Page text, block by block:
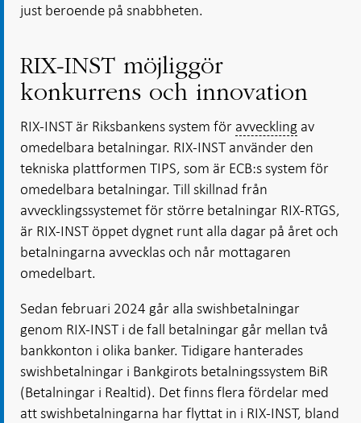
just beroende på snabbheten.
RIX-INST möjliggör
konkurrens och innovation
RIX-INST är Riksbankens system för avveckling av
omedelbara betalningar. RIX-INST använder den
tekniska plattformen TIPS, som är ECB:s system för
omedelbara betalningar. Till skillnad från
avvecklingssystemet för större betalningar RIX-RTGS,
är RIX-INST öppet dygnet runt alla dagar på året och
betalningarna avvecklas och når mottagaren
omedelbart.
Sedan februari 2024 går alla swishbetalningar
genom RIX-INST i de fall betalningar går mellan två
bankkonton i olika banker. Tidigare hanterades
swishbetalningar i Bankgirots betalningssystem BiR
(Betalningar i Realtid). Det finns flera fördelar med
att swishbetalningarna har flyttat in i RIX-INST, bland